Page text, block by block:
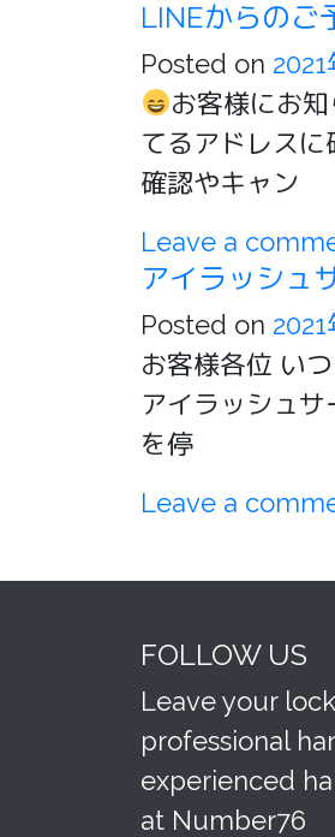
LINEからのご
Posted on 2021
お客様にお
てるアドレス
確認やキャン
Leave a
アイラッシュ
Posted on
お客様各位 い
アイラッシュ
を停
Leave a
FOLLOW US
Leave your
professional
experienced
at Number76